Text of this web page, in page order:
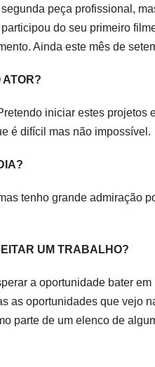
peça profissional,
do seu primeiro
Ainda este mês de
ATOR?
iniciar estes
é difícil mas não impossível.
tenho grande admiração
UM TRABALHO?
a oportunidade bater
as oportunidades que vejo
parte de um elenco de